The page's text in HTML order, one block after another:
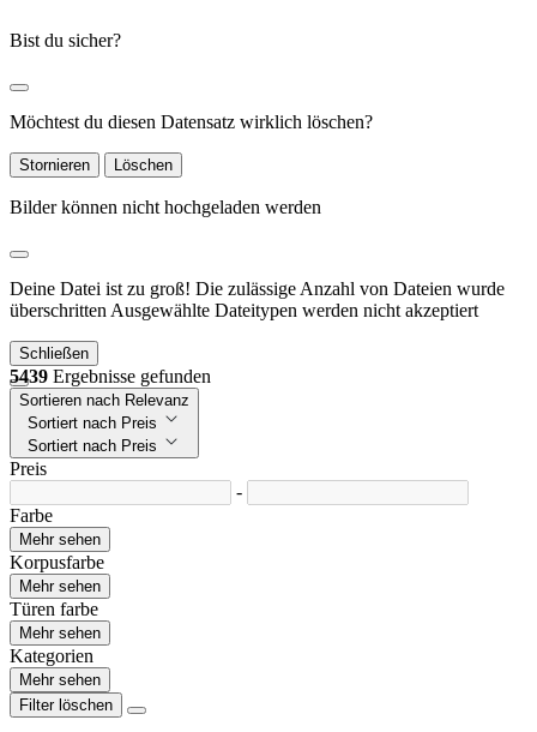
Bist du sicher?
Möchtest du diesen Datensatz wirklich löschen?
Stornieren Löschen
Bilder können nicht hochgeladen werden
Deine Datei ist zu groß! Die zulässige Anzahl von Dateien wurde
überschritten Ausgewählte Dateitypen werden nicht akzeptiert
Schließen
5439 Ergebnisse gefunden
Sortieren nach Relevanz
Sortiert nach Preis
Sortiert nach Preis
Preis
-
Farbe
Mehr sehen
Korpusfarbe
Mehr sehen
Türen farbe
Mehr sehen
Kategorien
Mehr sehen
Filter löschen